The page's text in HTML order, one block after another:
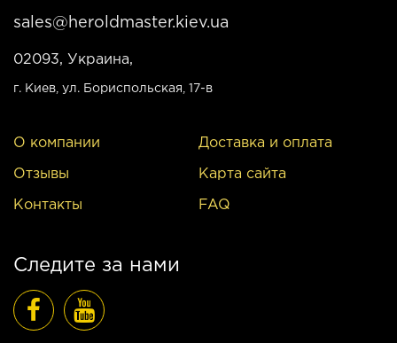
sales@heroldmaster.kiev.ua
02093, Украина,
г. Киев , ул. Бориспольская, 17-в
О компании
Отзывы
Контакты
Доставка и оплата
Карта сайта
FAQ
Следите за нами